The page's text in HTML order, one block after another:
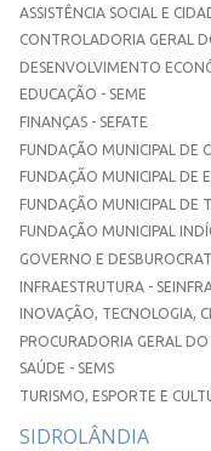
ASSISTÊNCIA SOCIAL E
CONTROLADORIA GERAL
DESENVOLVIMENTO
EDUCAÇÃO - SEME
FINANÇAS - SEFATE
FUNDAÇÃO MUNICIPAL DE
FUNDAÇÃO MUNICIPAL DE
FUNDAÇÃO MUNICIPAL DE
FUNDAÇÃO MUNICIPAL
GOVERNO E
INFRAESTRUTURA - SEINFRA
INOVAÇÃO, TECNOLOGIA,
PROCURADORIA GERAL
SAÚDE - SEMS
TURISMO, ESPORTE E
SIDROLÂNDIA